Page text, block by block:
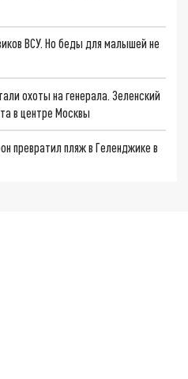
ВСУ. Но беды для малышей не
охоты на генерала. Зеленский
в центре Москвы
превратил пляж в Геленджике в